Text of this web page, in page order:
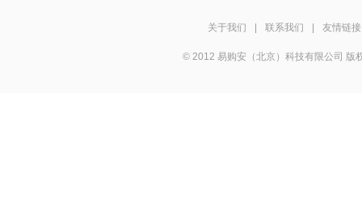
关于我们 联系我们 友情链接
© 2012 易购安（北京）科技有限公司 版